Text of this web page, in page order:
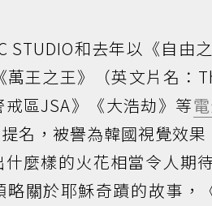
STUDIO和去年以《自由
萬王之王》（英文片名：
區JSA》《大浩劫》等
名，被譽為韓國視覺效果
麼樣的火花相當令人期
關於耶穌奇蹟的故事，